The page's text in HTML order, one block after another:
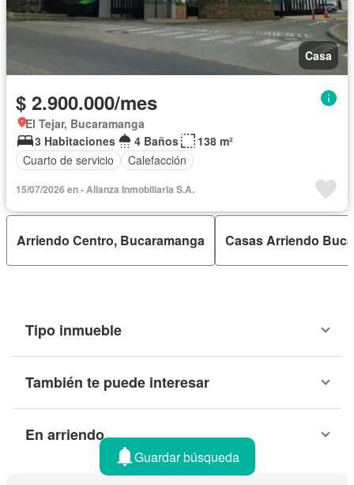
Casa
$ 2.900.000/mes
El Tejar, Bucaramanga
3 Habitaciones
4 Baños
138 m²
Cuarto de servicio
Calefacción
15/07/2026 en - Alianza Inmobiliaria S.A.
Arriendo Centro, Bucaramanga Casas Arriendo
Tipo inmueble
También te puede interesar
En arriendo
Guardar búsqueda